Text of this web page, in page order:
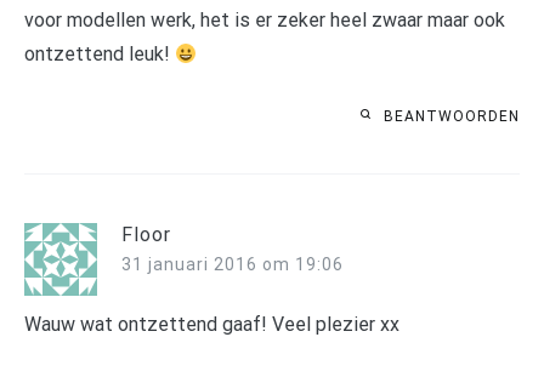
voor modellen werk, het is er zeker heel zwaar maar ook
ontzettend leuk!
BEANTWOORDEN
Floor
31 januari 2016 om 19:06
Wauw wat ontzettend gaaf! Veel plezier xx